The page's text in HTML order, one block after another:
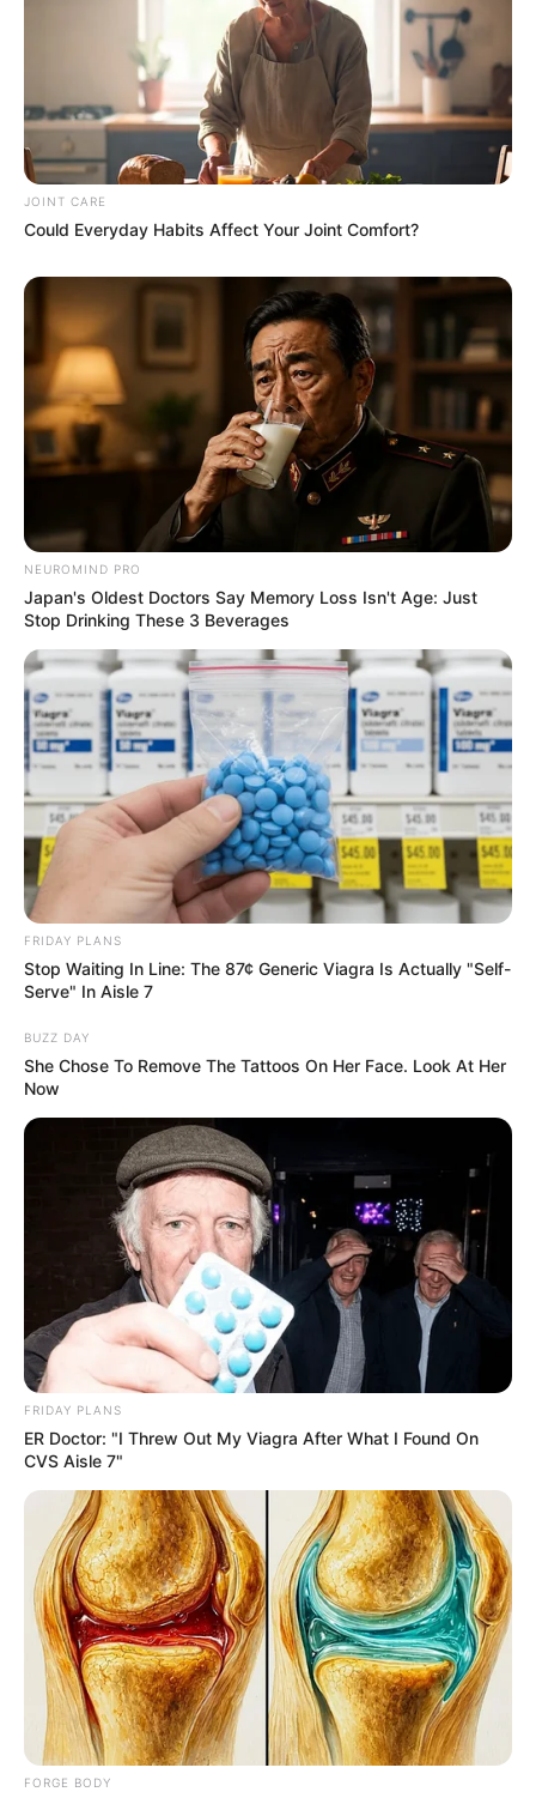
Feeling Tired? Here's The Trick To Perform Better
MEDVI
$15k In Unmanageable Debt? The "Relief
JG WENTWORTH
Surgeons: This Simple Method Ends Joint Pain &
Arthritis! Try It!
FORGE BODY
This New Will Give You An Erection After +45
MEDVI
This Trick Will Give You An Erection At Any Age
MEDVI
JOINT CARE
Could Everyday Habits Affect Your Joint Comfort?
NEUROMIND PRO
Japan's Oldest Doctors Say Memory Loss Isn't Age: Just
Stop Drinking These 3 Beverages
FRIDAY PLANS
Stop Waiting In Line: The 87¢ Generic Viagra Is Actually "Self-
Serve" In Aisle 7
BUZZ DAY
She Chose To Remove The Tattoos On Her Face. Look At Her
Now
FRIDAY PLANS
ER Doctor: "I Threw Out My Viagra After What I Found On
CVS Aisle 7"
FORGE BODY